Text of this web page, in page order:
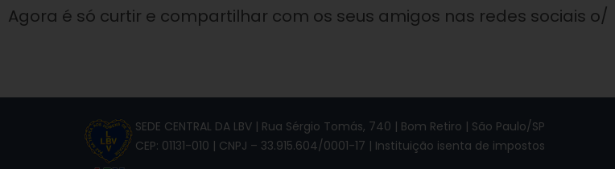
Agora é só curtir e compartilhar com os seus amigos nas redes sociais o/
SEDE CENTRAL DA LBV | Rua Sérgio Tomás, 740 | Bom Retiro | São Paulo/SP
CEP: 01131-010 | CNPJ – 33.915.604/0001-17 | Instituição isenta de impostos